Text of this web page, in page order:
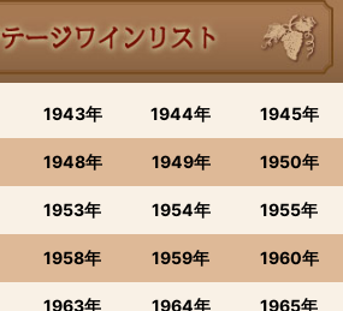
1943年 1944年 1945年
1948年 1949年 1950年
1953年 1954年 1955年
1958年 1959年 1960年
1963年 1964年 1965年